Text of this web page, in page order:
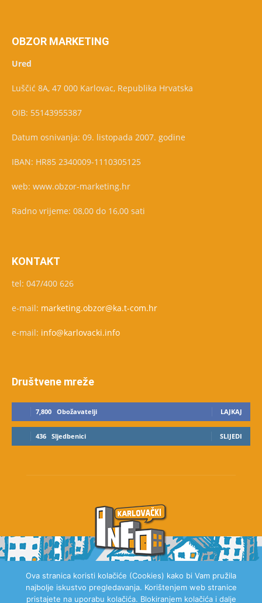
OBZOR MARKETING
Ured
Luščić 8A, 47 000 Karlovac, Republika Hrvatska
OIB: 55143955387
Datum osnivanja: 09. listopada 2007. godine
IBAN: HR85 2340009-1110305125
web: www.obzor-marketing.hr
Radno vrijeme: 08,00 do 16,00 sati
KONTAKT
tel: 047/400 626
e-mail: marketing.obzor@ka.t-com.hr
e-mail: info@karlovacki.info
Društvene mreže
7,800 Obožavatelji LAJKAJ
436 Sljedbenici SLIJEDI
O NAMA
Ova stranica koristi kolačiće (Cookies) kako bi Vam pružila
najbolje iskustvo pregledavanja. Korištenjem web stranice
pristajete na uporabu kolačića. Blokiranjem kolačića i dalje